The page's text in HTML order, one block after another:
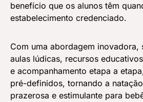
benefício que os alunos têm
estabelecimento credenciado.
Com uma abordagem inovadora,
aulas lúdicas, recursos educativos
e acompanhamento etapa a
pré-definidos, tornando a
prazerosa e estimulante para